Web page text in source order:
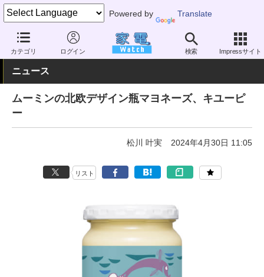
Powered by Translate
カテゴリ ログイン 検索 Impressサイト
家電 Watch 暮らし メニュー・食材 調味料
ニュース
ムーミンの北欧デザイン瓶マヨネーズ、キユーピ
ー
松川 叶実 2024年4月30日 11:05
リスト